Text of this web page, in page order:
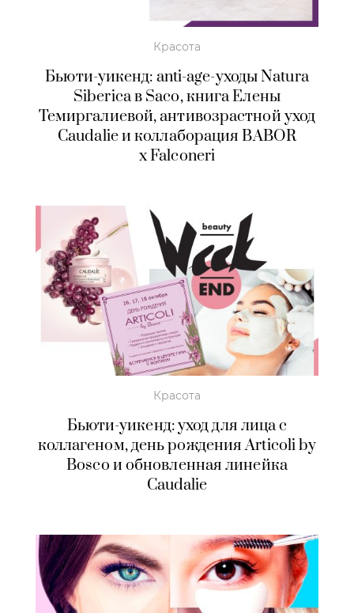
Красота
Бьюти-уикенд: anti-age-уходы Natura
Siberica в Saco, книга Елены
Темиргалиевой, антивозрастной уход
Caudalie и коллаборация BABOR
x Falconeri
Красота
Бьюти-уикенд: уход для лица с
коллагеном, день рождения Articoli by
Bosco и обновленная линейка
Caudalie